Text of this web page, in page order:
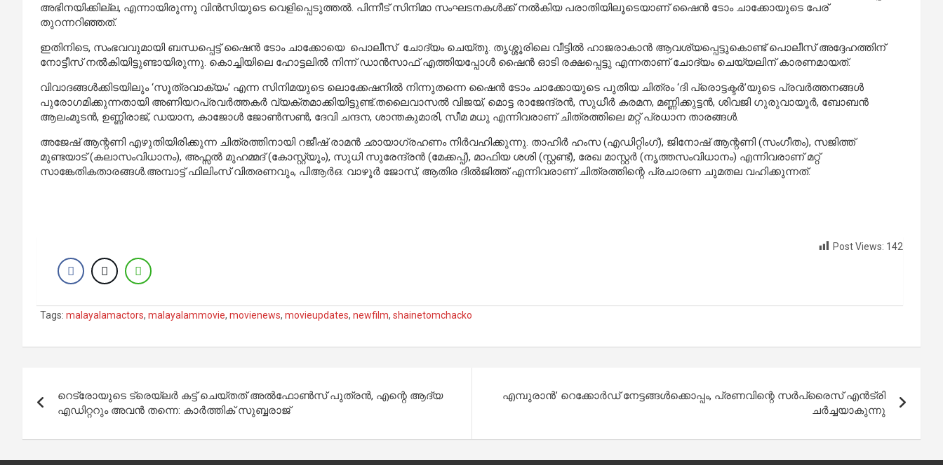
അഭിനയിക്കില്ല, എന്നായിരുന്നു വിന്‍സിയുടെ വെളിപ്പെടുത്തൽ. പിന്നീട് സിനിമാ സംഘടനകൾക്ക് നൽകിയ പരാതിയിലൂടെയാണ് ഷൈൻ ടോം ചാക്കോയുടെ പേര്
തുറന്നറിഞ്ഞത്.
ഇതിനിടെ, സംഭവവുമായി ബന്ധപ്പെട്ട് ഷൈൻ ടോം ചാക്കോയെ പൊലീസ് ചോദ്യം ചെയ്തു. തൃശ്ശൂരിലെ വീട്ടിൽ ഹാജരാകാൻ ആവശ്യപ്പെട്ടുകൊണ്ട് പൊലീസ് അദ്ദേഹത്തിന്
നോട്ടീസ് നൽകിയിട്ടുണ്ടായിരുന്നു. കൊച്ചിയിലെ ഹോട്ടലിൽ നിന്ന് ഡാൻസാഫ് എത്തിയപ്പോൾ ഷൈൻ ഓടി രക്ഷപ്പെട്ടു എന്നതാണ് ചോദ്യം ചെയ്യലിന് കാരണമായത്.
വിവാദങ്ങൾക്കിടയിലും ‘സൂത്രവാക്യം’ എന്ന സിനിമയുടെ ലൊക്കേഷനിൽ നിന്നുതന്നെ ഷൈൻ ടോം ചാക്കോയുടെ പുതിയ ചിത്രം ‘ദി പ്രൊട്ടക്ടർ’യുടെ പ്രവർത്തനങ്ങൾ
പുരോഗമിക്കുന്നതായി അണിയറപ്രവർത്തകർ വ്യക്തമാക്കിയിട്ടുണ്ട്.തലൈവാസൽ വിജയ്, മൊട്ട രാജേന്ദ്രൻ, സുധീർ കരമന, മണ്ണിക്കുട്ടൻ, ശിവജി ഗുരുവായൂർ, ബോബൻ
ആലംമൂടൻ, ഉണ്ണിരാജ്, ഡയാന, കാജോൾ ജോൺസൺ, ദേവി ചന്ദന, ശാന്തകുമാരി, സീമ മധു എന്നിവരാണ് ചിത്രത്തിലെ മറ്റ് പ്രധാന താരങ്ങൾ.
അജേഷ് ആന്റണി എഴുതിയിരിക്കുന്ന ചിത്രത്തിനായി റജീഷ് രാമൻ ഛായാഗ്രഹണം നിർവഹിക്കുന്നു. താഹിർ ഹംസ (എഡിറ്റിംഗ്), ജിനോഷ് ആന്റണി (സംഗീതം), സജിത്ത്
മുണ്ടയാട് (കലാസംവിധാനം), അഫ്സൽ മുഹമ്മദ് (കോസ്റ്റ്യൂം), സുധി സുരേന്ദ്രൻ (മേക്കപ്പ്), മാഫിയ ശശി (സ്റ്റണ്ട്), രേഖ മാസ്റ്റർ (നൃത്തസംവിധാനം) എന്നിവരാണ് മറ്റ്
സാങ്കേതികതാരങ്ങൾ.അമ്പാട്ട് ഫിലിംസ് വിതരണവും, പിആർഒ: വാഴൂർ ജോസ്, ആതിര ദിൽജിത്ത് എന്നിവരാണ് ചിത്രത്തിന്റെ പ്രചാരണ ചുമതല വഹിക്കുന്നത്.
Post Views: 142
Tags: malayalamactors, malayalammovie, movienews, movieupdates, newfilm, shainetomchacko
navigation
റെട്രോയുടെ ട്രെയ്‌ലർ കട്ട് ചെയ്തത് അൽഫോൺസ് പുത്രൻ, എന്റെ ആദ്യ
എഡിറ്ററും അവൻ തന്നെ: കാർത്തിക് സുബ്ബരാജ്
എമ്പുരാൻ’ റെക്കോർഡ് നേട്ടങ്ങൾക്കൊപ്പം, പ്രണവിന്റെ സർപ്രൈസ് എൻട്രി
ചർച്ചയാകുന്നു